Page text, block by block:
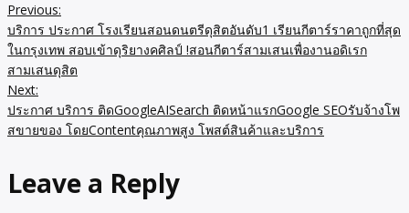
Post
navigation
Previous:
บริการ ประกาศ โรงเรียนสอนดนตรีดุสิตอันดับ1 เรียนกีตาร์ราคาถูกที่สุด
ในกรุงเทพ สอบเข้าดุริยางคศิลป์ !สอนกีตาร์สามเสนเพื่องานอดิเรก
สามเสนดุสิต
Next:
ประกาศ บริการ ติดGoogleAISearch ติดหน้าแรกGoogle SEOรับจ้างโพ
สขายของ โดยContentคุณภาพสูง โพสต์สินค้าและบริการ
Leave a Reply